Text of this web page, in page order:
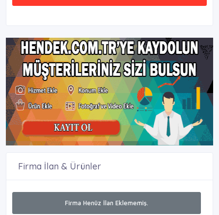
Firma İlan & Ürünler
Firma Henüz İlan Eklememiş.